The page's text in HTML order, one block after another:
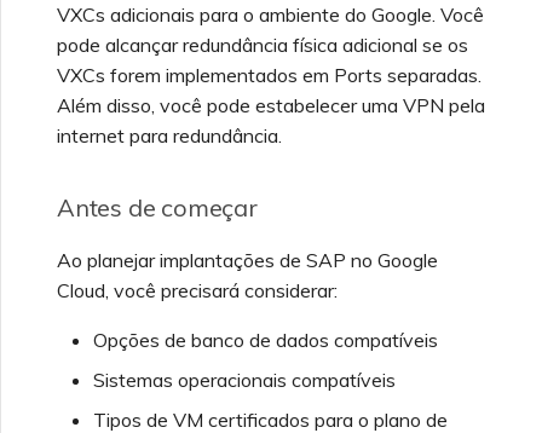
Movendo um VXC e IX
serviço
Configurando OpenMetrics
serviços
Perguntas frequentes
sobre Single Sign-On (SSO)
Próximos passos na
resolução de problemas
de depuração para
suporte mais rápido
VXCs adicionais para o ambiente do Google. Você
pode alcançar redundância física adicional se os
VXCs forem implementados em Ports separadas.
Além disso, você pode estabelecer uma VPN pela
internet para redundância.
Antes de começar
Ao planejar implantações de SAP no Google
Cloud, você precisará considerar:
Opções de banco de dados compatíveis
Sistemas operacionais compatíveis
Tipos de VM certificados para o plano de